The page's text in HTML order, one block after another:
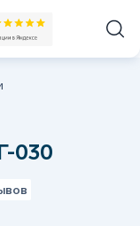
030